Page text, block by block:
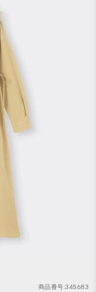
商品番号:345683